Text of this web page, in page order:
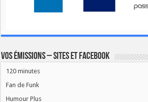
Vos émissions – Sites et Facebook
120 minutes
Fan de Funk
Humour Plus